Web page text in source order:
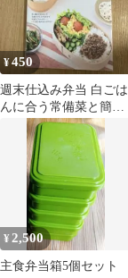
¥450
週末仕込み弁当 白ごは
んに合う常備菜と簡単
おかずのレシピ集
¥2,500
主食弁当箱5個セット